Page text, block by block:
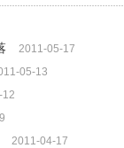
2011-05-17
05-13
12
2011-04-17